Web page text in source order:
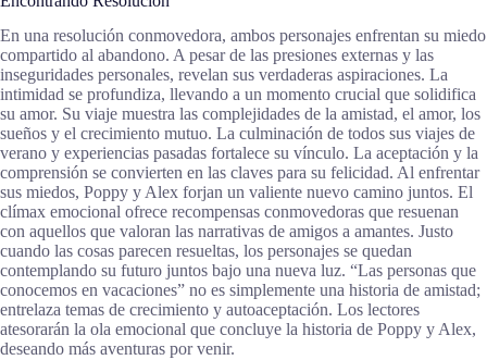
En una resolución conmovedora, ambos personajes enfrentan su miedo
compartido al abandono. A pesar de las presiones externas y las
inseguridades personales, revelan sus verdaderas aspiraciones. La
intimidad se profundiza, llevando a un momento crucial que solidifica
su amor. Su viaje muestra las complejidades de la amistad, el amor, los
sueños y el crecimiento mutuo. La culminación de todos sus viajes de
verano y experiencias pasadas fortalece su vínculo. La aceptación y la
comprensión se convierten en las claves para su felicidad. Al enfrentar
sus miedos, Poppy y Alex forjan un valiente nuevo camino juntos. El
clímax emocional ofrece recompensas conmovedoras que resuenan
con aquellos que valoran las narrativas de amigos a amantes. Justo
cuando las cosas parecen resueltas, los personajes se quedan
contemplando su futuro juntos bajo una nueva luz. “Las personas que
conocemos en vacaciones” no es simplemente una historia de amistad;
entrelaza temas de crecimiento y autoaceptación. Los lectores
atesorarán la ola emocional que concluye la historia de Poppy y Alex,
deseando más aventuras por venir.